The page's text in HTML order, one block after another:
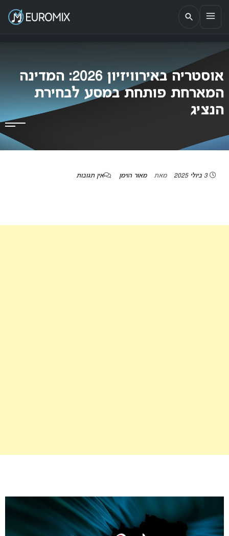
EUROMIX
אתר הבית של האירוויזיון בישראל
אוסטריה באירוויזיון 2026: המדינה
המארחת פותחת במסע לבחירת
הנציג
3 ביולי 2025 מאת מאור הוימן אין תגובות